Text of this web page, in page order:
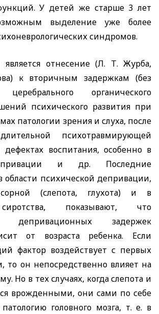
У детей же старше 3 лет
выделение уже более
синдромов.
отнесение (Л. Т. Журба,
к вторичным задержкам (без
церебрального органического
психического развития при
патологии зрения и слуха, после
психотравмирующей
воспитания, особенно в
и др. Последние
области психической депривации,
(слепота,
глухота) и в
показывают, что
депривационных задержек
от возраста ребенка. Если
фактор воздействует с первых
то он непосредственно влияет на
Но в тех случаях, когда слепота и
врожденными, они сами по себе
головного мозга, т. е. в